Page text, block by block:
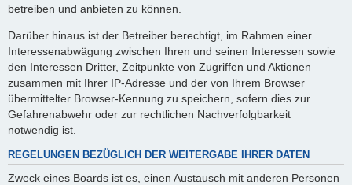
betreiben und anbieten zu können.
Darüber hinaus ist der Betreiber berechtigt, im Rahmen einer
Interessenabwägung zwischen Ihren und seinen Interessen sowie
den Interessen Dritter, Zeitpunkte von Zugriffen und Aktionen
zusammen mit Ihrer IP-Adresse und der von Ihrem Browser
übermittelter Browser-Kennung zu speichern, sofern dies zur
Gefahrenabwehr oder zur rechtlichen Nachverfolgbarkeit
notwendig ist.
REGELUNGEN BEZÜGLICH DER WEITERGABE IHRER DATEN
Zweck eines Boards ist es, einen Austausch mit anderen Personen